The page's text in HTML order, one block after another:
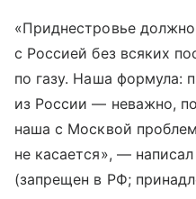
«Приднестровье
с Россией без всяких
по газу. Наша формула:
из России — неважно,
наша с Москвой
не касается», —
(запрещен в РФ;